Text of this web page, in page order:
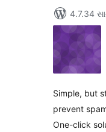
4.7.34
Simple, but
prevent
One-click